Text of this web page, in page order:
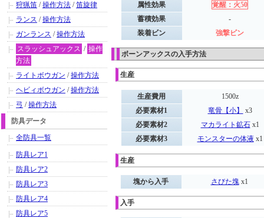
属性効果
覚醒：火50
蓄積効果
-
装着ビン
強撃ビン
ボーンアックスの入手方法
生産
生産費用
1500z
必要素材1
竜骨【小】
x3
必要素材2
マカライト鉱石x1
必要素材3
モンスターの体液x1
生産
塊から入手 さびた塊x1
入手
狩猟笛 /操作方法 /笛旋律
ランス /操作方法
ガンランス /操作方法
スラッシュアックス / 操作
方法
ライトボウガン /操作方法
ヘビィボウガン /操作方法
弓 /操作方法
防具データ
全防具一覧
防具レア1
防具レア2
防具レア3
防具レア4
防具レア5